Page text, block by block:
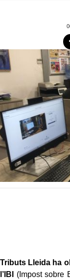
Tributs Lleida ha
l’IBI
(Impost sobre